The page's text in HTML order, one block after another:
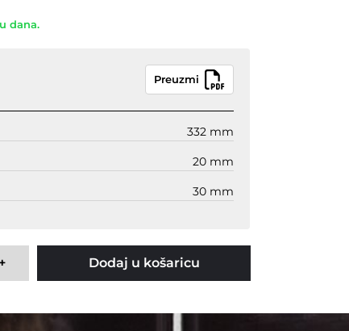
dana.
Preuzmi
332 mm
20 mm
30 mm
+ Dodaj u košaricu